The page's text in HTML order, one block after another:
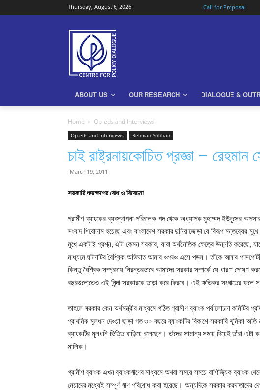
Thursday, August 6, 2026 Call for Proposal
ABOUT US OUR RESEARCH DIALOGUE &
Home Op-eds and Interviews
Op-eds and Interviews Rehman Sobhan
চাই রাষ্ট্রনায়কোচিত প্রজ্ঞা – রেহমান
March 19, 2011
সরকারি পদক্ষেপের বোধ ও বিবেচনা
গ্রামীণ ব্যাংকের ব্যবস্থাপনা পরিচালক পদ থেকে অধ্যাপক মুহাম্মদ ইউনূসের
সংবাদ শিরোনাম হয়েছে এবং বাংলাদেশ সরকার দুনিয়াজোড়া যে বিরূপ মন্তব্যের
মুখে একটাই প্রশ্ন, এটা কেমন সরকার, যারা অর্থনৈতিক ক্ষেত্রে উন্নতি করেছে,
মাধ্যমে ঘটনাটির বৈশ্বিক অভিঘাত আমার ওপরও এসে পড়ল। তাঁকে আমার
কিন্তু বৈশ্বিক সম্প্রদায় নিরন্তরভাবে আমাদের সরকার সম্পর্কে যে ধারণা পোষণ
বছরগুলোতেও এই নিন্দা সরকারকে তাড়া করে ফিরবে। এই ক্ষতিকর সংঘাতের ফলে
তাহলে সরকার কেন অর্থমন্ত্রীর মাধ্যমে গঠিত গ্রামীণ ব্যাংক পর্যালোচনা
প্রাথমিক মূলধন দেওয়া ছাড়া গত ৩০ বছরে ব্যাংকটির বিকাশে সরকারি ভূমিকা
ব্যাংকটির মূলধনি ভিত্তি বাড়িয়ে চলেছেন। তাঁদের সামান্য সঞ্চয় দিয়েই তাঁরা
মালিক।
গ্রামীণ ব্যাংক এখন ব্যাংকঋণের মাধ্যমে অথবা সময়ে সময়ে বাণিজ্যিক ব্যাংক
মেয়াদের মধ্যেই সম্পূর্ণ ঋণ পরিশোধ করা হয়েছে। অন্যদিকে সরকার করদাতাদের